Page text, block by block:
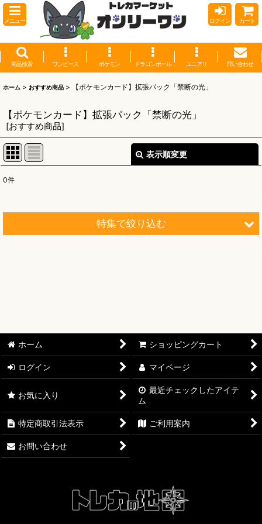
メニュー ログイン カート
商品検索 ワンピース ポケモン ドラゴンボール ユニアリ 問い合わせ
ホーム > おすすめ商品 > 【ポケモンカード】拡張パック「禁断の光」
【ポケモンカード】拡張パック「禁断の光」
[おすすめ商品]
表示順変更
0件
特集で絞り込む
【ワンピースカード】ブースターパック 決戦の刻【OP-16】
【ワンピースカード】ブースターパック 神の島の冒険【OP-
15】
【ワンピースカード】エクストラブースター EGGHEAD
CRISIS【EB-04】
【ワンピースカード】ブースターパック 蒼海の七傑【OP-14】
【ワンピースカード】ブースターパック 受け継がれる意志
ホーム ショッピングカート
ログイン マイページ
お気に入り
最近チェックしたアイテ
ム
特定商取引法表示 ご利用案内
お問い合わせ